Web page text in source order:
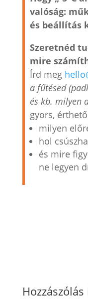
valóság:
és beállítás
Szeretnéd
mire
Írd meg
a fűtésed
és kb. milyen
gyors,
milyen
hol
és mire
ne legyen
Hozzászólás